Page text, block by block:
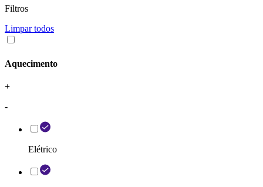
Filtros
Limpar todos
Aquecimento
+
-
Elétrico